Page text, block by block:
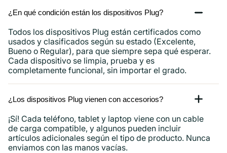
¿En qué condición están los dispositivos Plug?
Todos los dispositivos Plug están certificados como
usados ​​y clasificados según su estado (Excelente,
Bueno o Regular), para que siempre sepa qué esperar.
Cada dispositivo se limpia, prueba y es
completamente funcional, sin importar el grado.
¿Los dispositivos Plug vienen con accesorios?
¡Sí! Cada teléfono, tablet y laptop viene con un cable
de carga compatible, y algunos pueden incluir
artículos adicionales según el tipo de producto. Nunca
enviamos con las manos vacías.